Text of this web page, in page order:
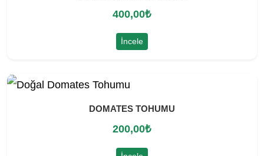
400,00₺
İncele
DOMATES TOHUMU
200,00₺